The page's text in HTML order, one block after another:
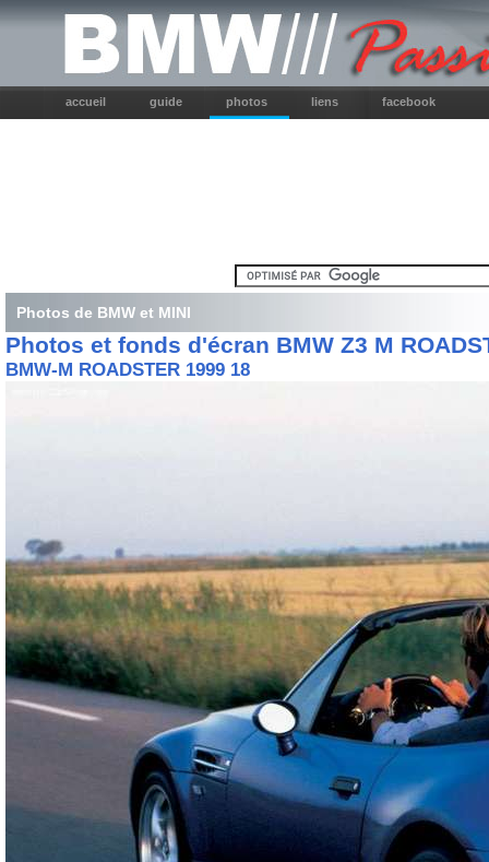
accueil guide photos liens facebook
Photos de BMW et MINI
Photos et fonds d'écran BMW Z3 M
BMW-M ROADSTER 1999 18